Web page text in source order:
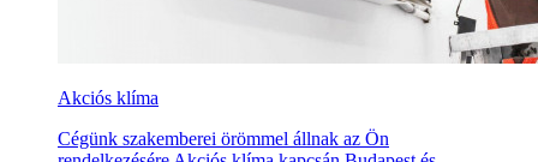
Akciós klíma
Cégünk szakemberei örömmel állnak az Ön